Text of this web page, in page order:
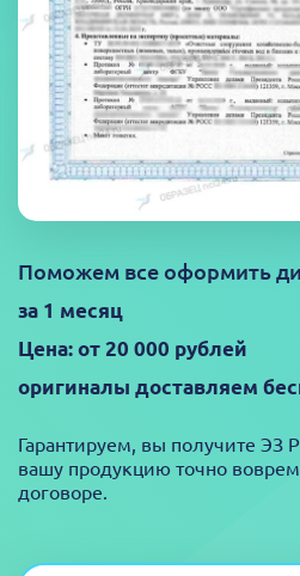
Поможем все оформить
за 1 месяц
Цена: от 20 000 рублей
оригиналы доставляем
Гарантируем, вы получите ЭЗ
вашу продукцию точно
договоре.